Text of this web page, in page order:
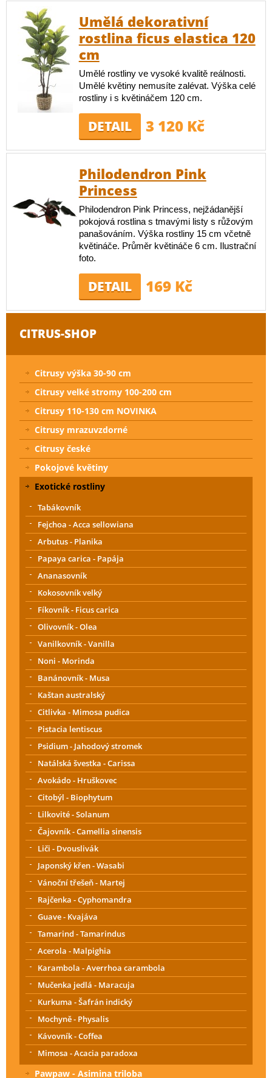
Umělá dekorativní
rostlina ficus elastica 120
cm
Umělé rostliny ve vysoké kvalitě reálnosti.
Umělé květiny nemusíte zalévat. Výška celé
rostliny i s květináčem 120 cm.
DETAIL 3 120 Kč
Philodendron Pink
Princess
Philodendron Pink Princess, nejžádanější
pokojová rostlina s tmavými listy s růžovým
panašováním. Výška rostliny 15 cm včetně
květináče. Průměr květináče 6 cm. Ilustrační
foto.
DETAIL 169 Kč
CITRUS-SHOP
Citrusy výška 30-90 cm
Citrusy velké stromy 100-200 cm
Citrusy 110-130 cm NOVINKA
Citrusy mrazuvzdorné
Citrusy české
Pokojové květiny
Exotické rostliny
Tabákovník
Fejchoa - Acca sellowiana
Arbutus - Planika
Papaya carica - Papája
Ananasovník
Kokosovník velký
Fíkovník - Ficus carica
Olivovník - Olea
Vanilkovník - Vanilla
Noni - Morinda
Banánovník - Musa
Kaštan australský
Citlivka - Mimosa pudica
Pistacia lentiscus
Psidium - Jahodový stromek
Natálská švestka - Carissa
Avokádo - Hruškovec
Citobýl - Biophytum
Lilkovité - Solanum
Čajovník - Camellia sinensis
Liči - Dvouslivák
Japonský křen - Wasabi
Vánoční třešeň - Martej
Rajčenka - Cyphomandra
Guave - Kvajáva
Tamarind - Tamarindus
Acerola - Malpighia
Karambola - Averrhoa carambola
Mučenka jedlá - Maracuja
Kurkuma - Šafrán indický
Mochyně - Physalis
Kávovník - Coffea
Mimosa - Acacia paradoxa
Pawpaw - Asimina triloba